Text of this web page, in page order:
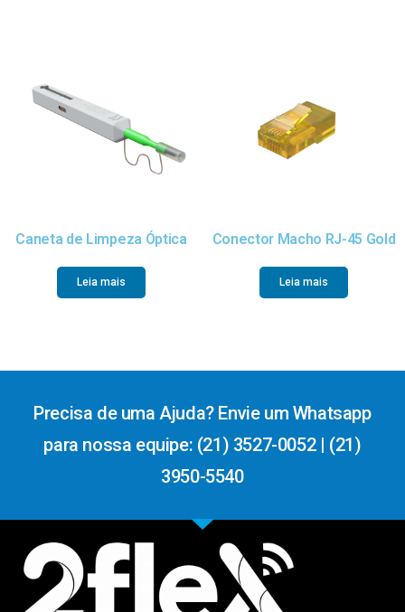
Caneta de Limpeza Óptica
Leia mais
Conector Macho RJ-45 Gold
Leia mais
Precisa de uma Ajuda? Envie um Whatsapp
para nossa equipe: (21) 3527-0052 | (21)
3950-5540